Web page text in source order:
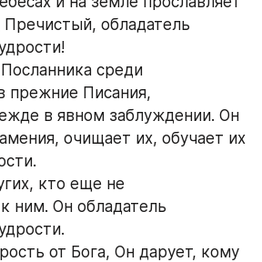
обладатель
среди
прежние Писания,
в явном заблуждении. Он
очищает их, обучает их
кто еще не
ним. Он обладатель
от Бога, Он дарует, кому